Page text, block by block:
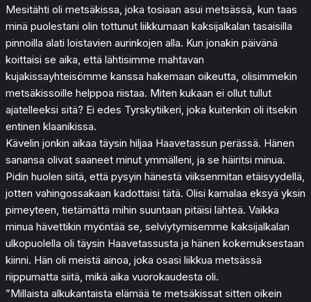
Mesitähti oli metsäkissa, joka tosiaan asui metsässä, kun taas
minä puolestani olin tottunut liikkumaan kaksijalkalan tasaisilla
pinnoilla alati loistavien aurinkojen alla. Kun jonakin päivänä
koittaisi se aika, että lähtisimme mahtavan
kujakissayhteisömme kanssa hakemaan oikeutta, olisimmekin
metsäkissoille helppoa riistaa. Miten kukaan ei ollut tullut
ajatelleeksi sitä? Ei edes Tyrskytiikeri, joka kuitenkin oli itsekin
entinen klaanikissa.
Kävelin jonkin aikaa täysin hiljaa Haavetassun perässä. Hänen
sanansa olivat saaneet minut ymmälleni, ja se häiritsi minua.
Pidin huolen siitä, että pysyin hänestä viiksenmitan etäisyydellä,
jotten vahingossakaan kadottaisi tätä. Olisi kamalaa eksyä yksin
pimeyteen, tietämättä mihin suuntaan pitäisi lähteä. Vaikka
minua hävettikin myöntää se, selviytymisemme kaksijalkalan
ulkopuolella oli täysin Haavetassusta ja hänen kokemuksestaan
kiinni. Hän oli meistä ainoa, joka osasi liikkua metsässä
riippumatta siitä, mikä aika vuorokaudesta oli.
”Millaista alkukantaista elämää te metsäkissat sitten oikein